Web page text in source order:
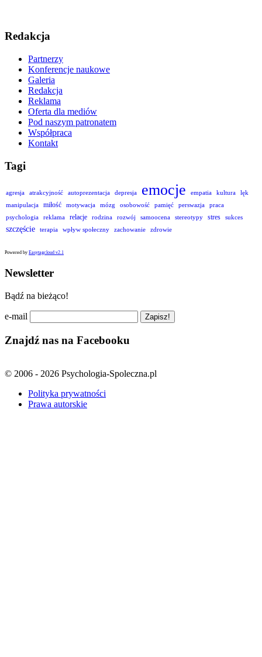
Redakcja
Partnerzy
Konferencje naukowe
Galeria
Redakcja
Reklama
Oferta dla mediów
Pod naszym patronatem
Współpraca
Kontakt
Tagi
agresja atrakcyjność autoprezentacja depresja emocje empatia kultura
lęk
manipulacja
miłość motywacja mózg osobowość pamięć perswazja
praca
psychologia
reklama relacje rodzina rozwój samoocena stereotypy stres sukces
szczęście terapia wpływ społeczny zachowanie zdrowie
Powered by Easytagcloud v2.1
Newsletter
Bądź na bieżąco!
e-mail
Znajdź nas na Facebooku
© 2006 - 2026 Psychologia-Spoleczna.pl
Polityka prywatności
Prawa autorskie